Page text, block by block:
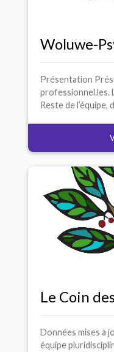
Woluwe-
Présentation
professionnel.les.
Reste de
Le Coin
Données mises à
équipe